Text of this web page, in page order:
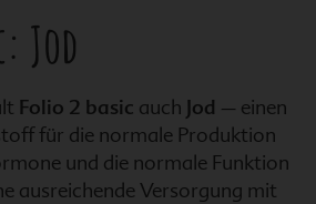
: Jod
Folio 2 basic auch Jod – einen
für die normale Produktion
und die normale Funktion
ausreichende Versorgung mit